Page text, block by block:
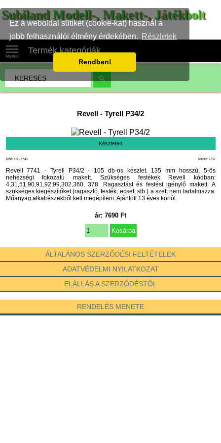
Ez a weboldal sütiket (cookie-kat) használ a
jobb felhasználói élmény érdekében.
Részletek
Rendben!
Subiland Modell-, Makett-, Játékbolt
Termék kategóriák
Revell - Tyrell P34/2
Készleten
Méret: 1/32
Kód: RE-7741
Revell 7741 - Tyrell P34/2 - 105 db-os készlet. 135 mm hosszú, 5-ös
nehézségi fokozatú makett. Szükséges festékek Revell kódban:
4,31,51,90,91,92,99,302,360, 378. Ragasztást és festést igénylő makett. A
szükséges kiegészítőket (ragasztó, festék, ecset, stb.) a szett nem tartalmazza.
Műanyag alkatrészekből kell megépíteni. Ajánlott 13 éves kortól.
ár: 7690 Ft
ÁLTALÁNOS SZERZŐDÉSI FELTÉTELEK
ADATVÉDELMI NYILATKOZAT
ELÁLLÁS A SZERZŐDÉSTŐL
RENDELÉS MENETE